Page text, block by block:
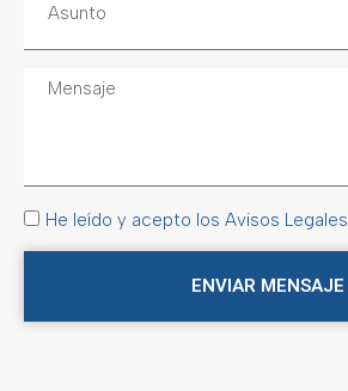
He leído y acepto los Avisos Legales
ENVIAR MENSAJE